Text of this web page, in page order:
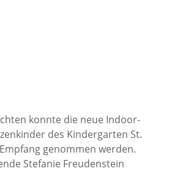
konnte die neue Indoor-
des Kindergarten St.
genommen werden.
Stefanie Freudenstein